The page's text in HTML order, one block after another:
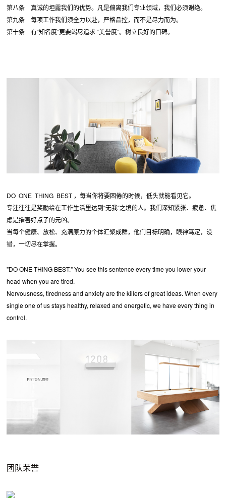
第八条 真诚的坦露我们的优势。凡是偏离我们专业领域，我们必须谢绝。
第九条 每项工作我们须全力以赴，严格品控，而不是尽力而为。
第十条 有“知名度”更要竭尽追求 “美誉度”。树立良好的口碑。
DO ONE THING BEST ，每当你将要困倦的时候，低头就能看见它。
专注往往是奖励给在工作生活里达到“无我“之境的人。我们深知紧张、疲惫、焦
虑是摧害好点子的元凶。
当每个健康、放松、充满原力的个体汇聚成群，他们目标明确，眼神笃定，没
错，一切尽在掌握。
"DO ONE THING BEST." You see this sentence every time you lower your
head when you are tired.
Nervousness, tiredness and anxiety are the killers of great ideas. When every
single one of us stays healthy, relaxed and energetic, we have every thing in
control.
团队荣誉